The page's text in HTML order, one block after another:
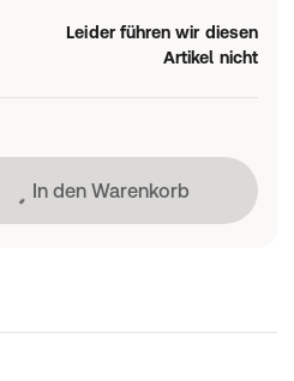
Leider führen wir diesen
Artikel nicht
Lädt
In den Warenkorb